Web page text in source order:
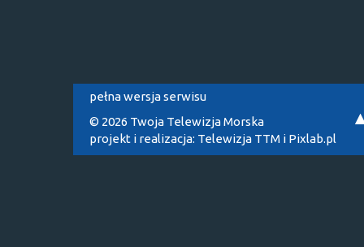
pełna wersja serwisu
© 2026 Twoja Telewizja Morska
projekt i realizacja: Telewizja TTM i Pixlab.pl